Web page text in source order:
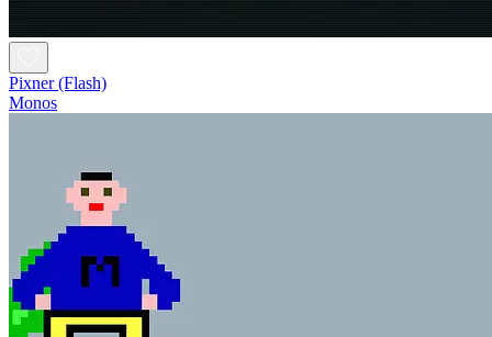
Pixner (Flash)
Monos